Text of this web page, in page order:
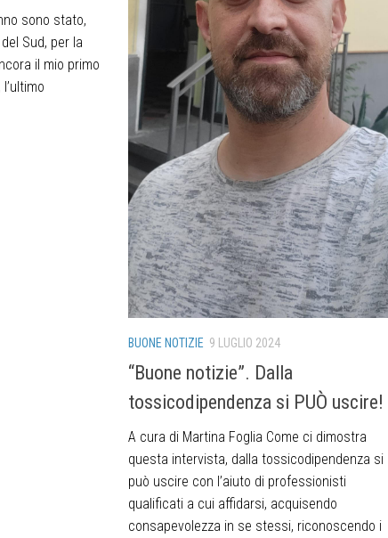
sono stato,
Sud, per la
il mio primo
BUONE NOTIZIE 9 LUGLIO 2024
“Buone notizie”. Dalla
tossicodipendenza si PUÒ uscire!
A cura di Martina Foglia Come ci dimostra
questa intervista, dalla tossicodipendenza si
può uscire con l’aiuto di professionisti
qualificati a cui affidarsi, acquisendo
consapevolezza in se stessi, riconoscendo i